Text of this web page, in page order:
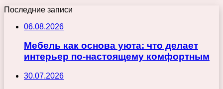
Последние записи
06.08.2026
Мебель как основа уюта: что делает
интерьер по-настоящему комфортным
30.07.2026